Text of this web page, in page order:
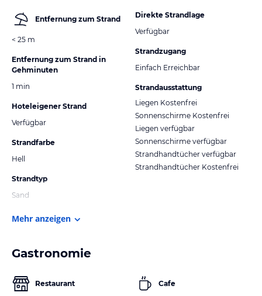
Entfernung zum Strand
< 25 m
Entfernung zum Strand in
Gehminuten
1 min
Hoteleigener Strand
Verfügbar
Strandfarbe
Hell
Strandtyp
Sand
Direkte Strandlage
Verfügbar
Strandzugang
Einfach Erreichbar
Strandausstattung
Liegen Kostenfrei
Sonnenschirme Kostenfrei
Liegen verfügbar
Sonnenschirme verfügbar
Strandhandtücher verfügbar
Strandhandtücher Kostenfrei
Mehr anzeigen
Gastronomie
Restaurant Cafe